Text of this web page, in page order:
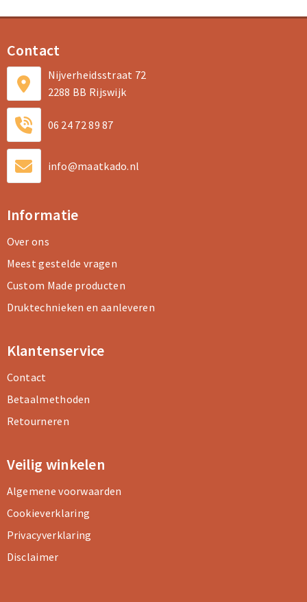
Contact
Nijverheidsstraat 72
2288 BB Rijswijk
06 24 72 89 87
info@maatkado.nl
Informatie
Over ons
Meest gestelde vragen
Custom Made producten
Druktechnieken en aanleveren
Klantenservice
Contact
Betaalmethoden
Retourneren
Veilig winkelen
Algemene voorwaarden
Cookieverklaring
Privacyverklaring
Disclaimer